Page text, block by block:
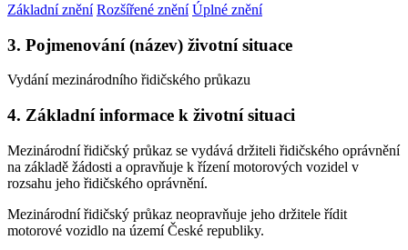
Základní znění Rozšířené znění Úplné znění
3. Pojmenování (název) životní situace
Vydání mezinárodního řidičského průkazu
4. Základní informace k životní situaci
Mezinárodní řidičský průkaz se vydává držiteli řidičského oprávnění
na základě žádosti a opravňuje k řízení motorových vozidel v
rozsahu jeho řidičského oprávnění.
Mezinárodní řidičský průkaz neopravňuje jeho držitele řídit
motorové vozidlo na území České republiky.